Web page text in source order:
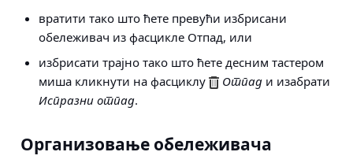
вратити тако што ћете превући избрисани
обележивач из фасцикле Отпад, или
избрисати трајно тако што ћете десним тастером
миша кликнути на фасциклу
Отпади изабрати
Испразни отпад.
Организовање обележивача